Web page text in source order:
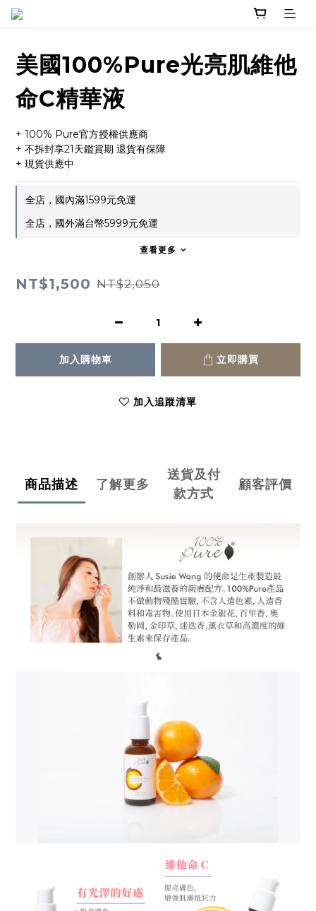
美國100%Pure光亮肌維他
命C精華液
+ 100% Pure官方授權供應商
+ 不拆封享21天鑑賞期 退貨有保障
+ 現貨供應中
全店，國內滿1599元免運
全店，國外滿台幣5999元免運
查看更多
NT$1,500 NT$2,050
加入購物車 立即購買
加入追蹤清單
商品描述 了解更多
送貨及付
款方式
顧客評價